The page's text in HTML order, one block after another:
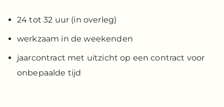
24 tot 32 uur (in overleg)
werkzaam in de weekenden
jaarcontract met uitzicht op een contract voor
onbepaalde tijd